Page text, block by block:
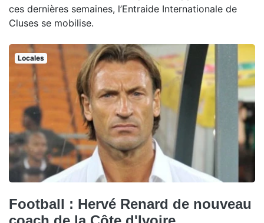
ces dernières semaines, l’Entraide Internationale de
Cluses se mobilise.
Locales
Football : Hervé Renard de nouveau